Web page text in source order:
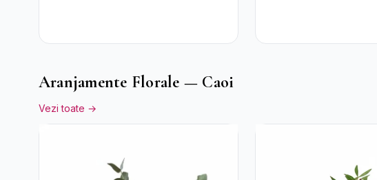
Aranjamente Florale — Caoi
Vezi toate →